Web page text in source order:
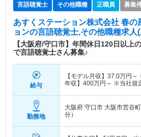
言語聴覚士 その他職種 正職員 募集
あすくステーション株式会社 春の
ョンの言語聴覚士,その他職種求人
【大阪府/守口市】年間休日120日以上
で言語聴覚士さん募集♪
給与
【モデル月収】 37.0万円～
年収】 400万円～ ※当社規
勤務地
大阪府 守口市 大阪市営谷
分）